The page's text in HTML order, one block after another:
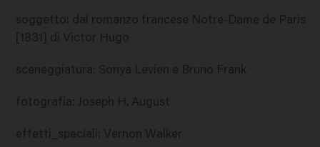
soggetto: dal romanzo francese Notre-Dame de Paris
[1831] di Victor Hugo
sceneggiatura: Sonya Levien e Bruno Frank
fotografia: Joseph H. August
effetti_speciali: Vernon Walker